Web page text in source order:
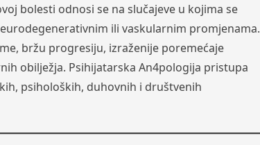
bolesti odnosi se na slučajeve u kojima se
ili vaskularnim promjenama.
bržu progresiju, izraženije poremećaje
obilježja. Psihijatarska An4pologija pristupa
psiholoških, duhovnih i društvenih